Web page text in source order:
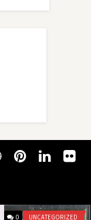
0 UNCATEGORIZED